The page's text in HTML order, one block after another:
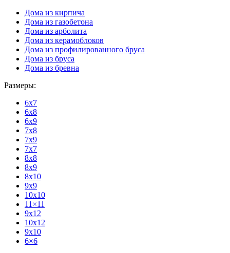
Дома из кирпича
Дома из газобетона
Дома из арболита
Дома из керамоблоков
Дома из профилированного бруса
Дома из бруса
Дома из бревна
Размеры:
6x7
6x8
6x9
7x8
7x9
7x7
8x8
8x9
8x10
9x9
10x10
11×11
9x12
10x12
9x10
6×6